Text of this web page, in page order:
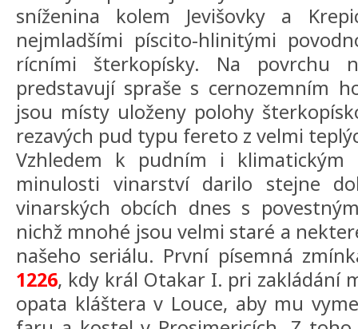
sníženina kolem Jevišovky a
nejmladšími píscito-hlinitými
rícními šterkopísky. Na povrchu
predstavují spraše s cernozemním
jsou místy uloženy polohy
rezavých pud typu fereto z velmi
Vzhledem k pudním i
minulosti vinarství darilo stejne
vinarských obcích dnes s
nichž mnohé jsou velmi staré a
našeho seriálu. První písemná
1226, kdy král Otakar I. pri zakládání
opata kláštera v Louce, aby mu